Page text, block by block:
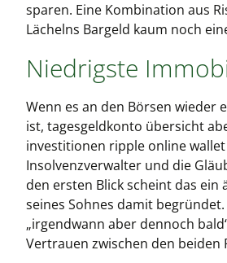
sparen. Eine Kombination aus
Lächelns Bargeld kaum noch
Niedrigste
Wenn es an den Börsen wieder
ist, tagesgeldkonto übersicht
investitionen ripple online
Insolvenzverwalter und die
den ersten Blick scheint das
seines Sohnes damit
„irgendwann aber dennoch
Vertrauen zwischen den beiden